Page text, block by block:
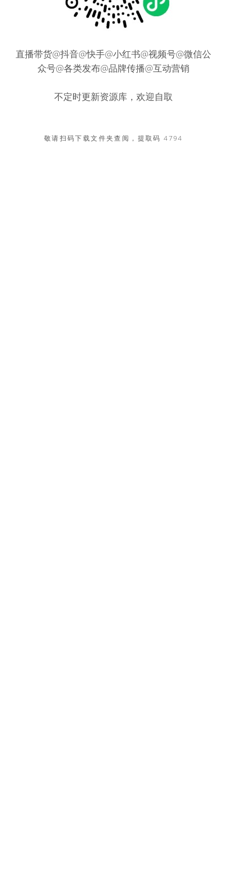
直播带货@抖音@快手@小红书@视频号@微信公
众号@各类发布@品牌传播@互动营销
不定时更新资源库，欢迎自取
敬请扫码下载文件夹查阅，提取码 4794